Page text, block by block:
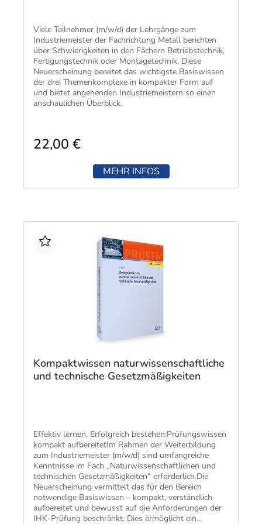
jeweiligen prüfungsrelevanten Themen.
Ihr Vorteil:
Mit diesem Buch bereiten Sie sich strukturiert,
praxisnah und zielgerichtet auf die Abschlussprüfung
Teil 2 vor – für ein sicheres Gefühl in der Prüfung und
einen erfolgreichen Abschluss Ihrer Ausbildung als
Industriekaufmann/-frau.
Viele Teilnehmer (m/w/d) der Lehrgänge zum
Industriemeister der Fachrichtung Metall berichten
über Schwierigkeiten in den Fächern Betriebstechnik,
Fertigungstechnik oder Montagetechnik. Diese
Neuerscheinung bereitet das wichtigste Basiswissen
der drei Themenkomplexe in kompakter Form auf
und bietet angehenden Industriemeistern so einen
anschaulichen Überblick.
22,00 €
MEHR INFOS
Kompaktwissen naturwissenschaftliche
und technische Gesetzmäßigkeiten
Effektiv lernen. Erfolgreich bestehen:Prüfungswissen
kompakt aufbereitetIm Rahmen der Weiterbildung
zum Industriemeister (m/w/d) sind umfangreiche
Kenntnisse im Fach „Naturwissenschaftlichen und
technischen Gesetzmäßigkeiten“ erforderlich.Die
Neuerscheinung vermittelt das für den Bereich
notwendige Basiswissen – kompakt, verständlich
aufbereitet und bewusst auf die Anforderungen der
IHK-Prüfung beschränkt. Dies ermöglicht ein